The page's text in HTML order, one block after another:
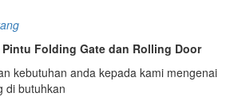
Pintu Folding Gate dan Rolling Door
kebutuhan anda kepada kami mengenai
di butuhkan